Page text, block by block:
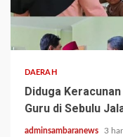
2 min read
DAERAH
Diduga
Guru di Sebulu
adminsambaranews 3